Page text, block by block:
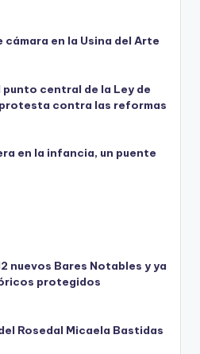
en la Usina del Arte
central de la Ley de
contra las reformas
en la infancia, un puente
nuevos Bares Notables y ya
protegidos
Rosedal Micaela Bastidas